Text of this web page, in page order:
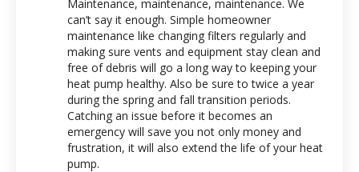
Maintenance, maintenance, maintenance. We
can’t say it enough. Simple homeowner
maintenance like changing filters regularly and
making sure vents and equipment stay clean and
free of debris will go a long way to keeping your
heat pump healthy. Also be sure totwice a year
during the spring and fall transition periods.
Catching an issue before it becomes an
emergency will save you not only money and
frustration, it will also extend the life of your heat
pump.